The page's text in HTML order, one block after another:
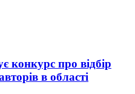
конкурс про відбір
в області